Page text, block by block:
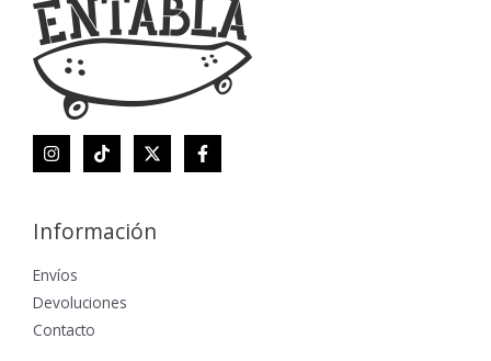
Información
Envíos
Devoluciones
Contacto